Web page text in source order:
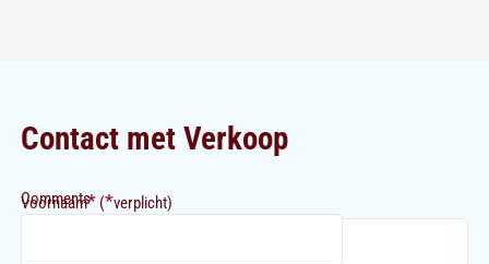
Contact met Verkoop
Comments
Voornaam* (*verplicht)